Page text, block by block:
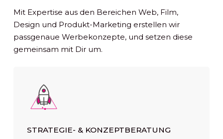
Mit Expertise aus den Bereichen Web, Film,
Design und Produkt-Marketing erstellen wir
passgenaue Werbekonzepte, und setzen diese
gemeinsam mit Dir um.
STRATEGIE- & KONZEPTBERATUNG